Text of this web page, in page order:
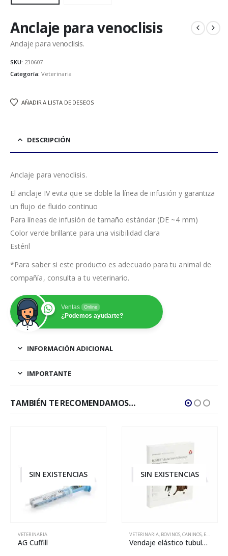
Anclaje para venoclisis
Anclaje para venoclisis.
SKU: 230607
Categoría: Veterinaria
AÑADIR A LISTA DE DESEOS
DESCRIPCIÓN
Anclaje para venoclisis.
El anclaje IV evita que se doble la línea de infusión y garantiza
un flujo de fluido continuo
Para líneas de infusión de tamaño estándar (DE ~4 mm)
Color verde brillante para una visibilidad clara
Estéril
*Para saber si este producto es adecuado para tu animal de
compañía, consulta a tu veterinario.
Ventas Online
¿Podemos ayudarte?
INFORMACIÓN ADICIONAL
IMPORTANTE
TAMBIÉN TE RECOMENDAMOS…
FELINOS,OVINOS Y CAPRINOS
SIN EXISTENCIAS
VETERINARIA
AG Cuffill
SIN EXISTENCIAS
VETERINARIA, BOVINOS,CANINOS, EQUINOS
Vendaje elástico tubular BUSTER – 13 mm x 650 mm